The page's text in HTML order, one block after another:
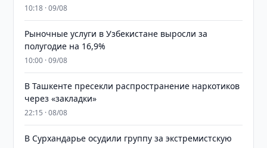
10:18 · 09/08
Рыночные услуги в Узбекистане выросли за
полугодие на 16,9%
10:00 · 09/08
В Ташкенте пресекли распространение наркотиков
через «закладки»
22:15 · 08/08
В Сурхандарье осудили группу за экстремистскую